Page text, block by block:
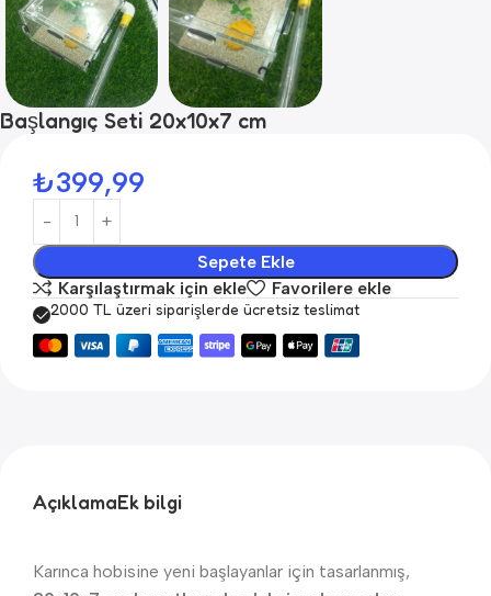
Başlangıç Seti 20x10x7 cm
₺399,99
Sepete Ekle
Karşılaştırmak için ekle
Favorilere ekle
2000 TL üzeri siparişlerde ücretsiz teslimat
AçıklamaEk bilgi
Karınca hobisine yeni başlayanlar için tasarlanmış,